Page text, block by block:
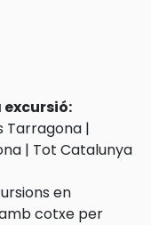
Tarragona |
| Tot Catalunya
en
cotxe per